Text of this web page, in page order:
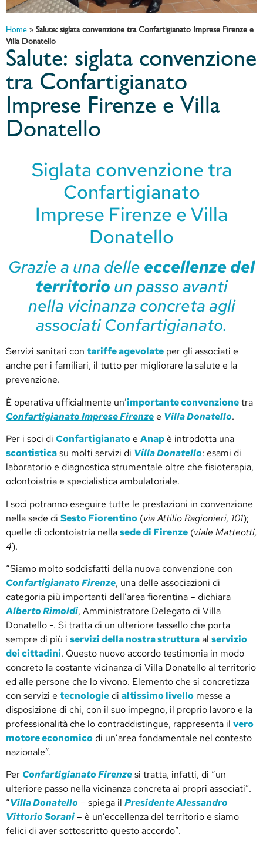
Home » Salute: siglata convenzione tra Confartigianato Imprese Firenze e
Villa Donatello
Salute: siglata convenzione
tra Confartigianato
Imprese Firenze e Villa
Donatello
Siglata convenzione tra
Confartigianato
Imprese Firenze e Villa
Donatello
Grazie a una delle eccellenze del
territorio un passo avanti
nella vicinanza concreta agli
associati Confartigianato.
Servizi sanitari con tariffe agevolate per gli associati e
anche per i familiari, il tutto per migliorare la salute e la
prevenzione.
È operativa ufficialmente un’importante convenzionetra
Confartigianato Imprese Firenzee Villa Donatello.
Per i soci di Confartigianatoe Anapè introdotta una
scontisticasu molti servizi di Villa Donatello: esami di
laboratorio e diagnostica strumentale oltre che fisioterapia,
odontoiatria e specialistica ambulatoriale.
I soci potranno eseguire tutte le prestazioni in convenzione
nella sede di Sesto Fiorentino (via Attilio Ragionieri, 101);
quelle di odontoiatria nellasede di Firenze (viale Matteotti,
4).
“Siamo molto soddisfatti della nuova convenzione con
Confartigianato Firenze, una delle associazioni di
categoria più importanti dell’area fiorentina – dichiara
Alberto Rimoldi, Amministratore Delegato di Villa
Donatello -. Si tratta di un ulteriore tassello che porta
sempre di più i servizi della nostra strutturaal servizio
dei cittadini. Questo nuovo accordo testimonia in modo
concreto la costante vicinanza di Villa Donatello al territorio
ed alle persone che lo vivono. Elemento che si concretizza
con servizi e tecnologiedi altissimo livello messe a
disposizione di chi, con il suo impegno, il proprio lavoro e la
professionalità che lo contraddistingue, rappresenta il vero
motore economicodi un’area fondamentale nel contesto
nazionale”.
Per Confartigianato Firenzesi tratta, infatti, di “un
ulteriore passo nella vicinanza concreta ai propri associati”.
“Villa Donatello – spiega il Presidente Alessandro
Vittorio Sorani – è un’eccellenza del territorio e siamo
felici di aver sottoscritto questo accordo”.